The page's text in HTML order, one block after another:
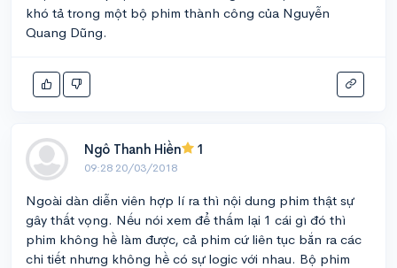
khó tả trong một bộ phim thành công của Nguyễn
Quang Dũng.
Ngô Thanh Hiền 1
09:28 20/03/2018
Ngoài dàn diễn viên hợp lí ra thì nội dung phim thật sự
gây thất vọng. Nếu nói xem để thấm lại 1 cái gì đó thì
phim không hề làm được, cả phim cứ liên tục bắn ra các
chi tiết nhưng không hề có sự logic với nhau. Bộ phim